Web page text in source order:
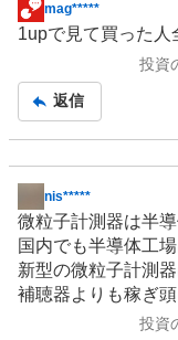
掲
示
事
mag*****
1upで見て買った人
投資
返信
掲
示
板
記
事
nis*****
微粒子計測器は半
国内でも半導体工
新型の微粒子計測
補聴器よりも稼ぎ
投資